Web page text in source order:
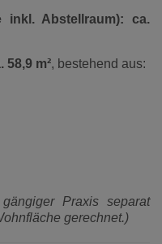
inkl. Abstellraum): ca.
m², bestehend aus:
Praxis separat
gerechnet.)